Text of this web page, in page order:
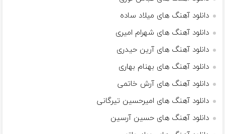
دانلود آهنگ های میلاد ساده
دانلود آهنگ های شهرام امیری
دانلود آهنگ های آرین حیدری
دانلود آهنگ های بهنام بهاری
دانلود آهنگ های آرش خاتمی
دانلود آهنگ های امیرحسین تیرگانی
دانلود آهنگ های حسین آرسین